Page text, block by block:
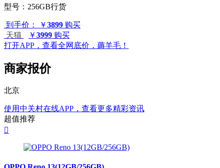
型号： 256GB行货
到手价： ￥3899 购买
天猫
￥3999 购买
打开APP，查看全网底价，薅羊毛！
商家报价
北京
使用中关村在线APP，查看更多精彩资讯
超值推荐
